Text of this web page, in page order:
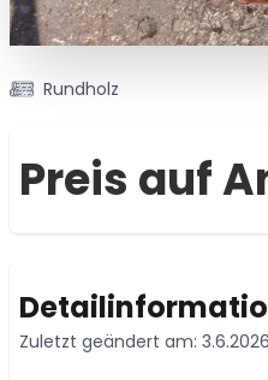
Rundholz
Preis auf
Zuletzt geändert am: 3.6.2026